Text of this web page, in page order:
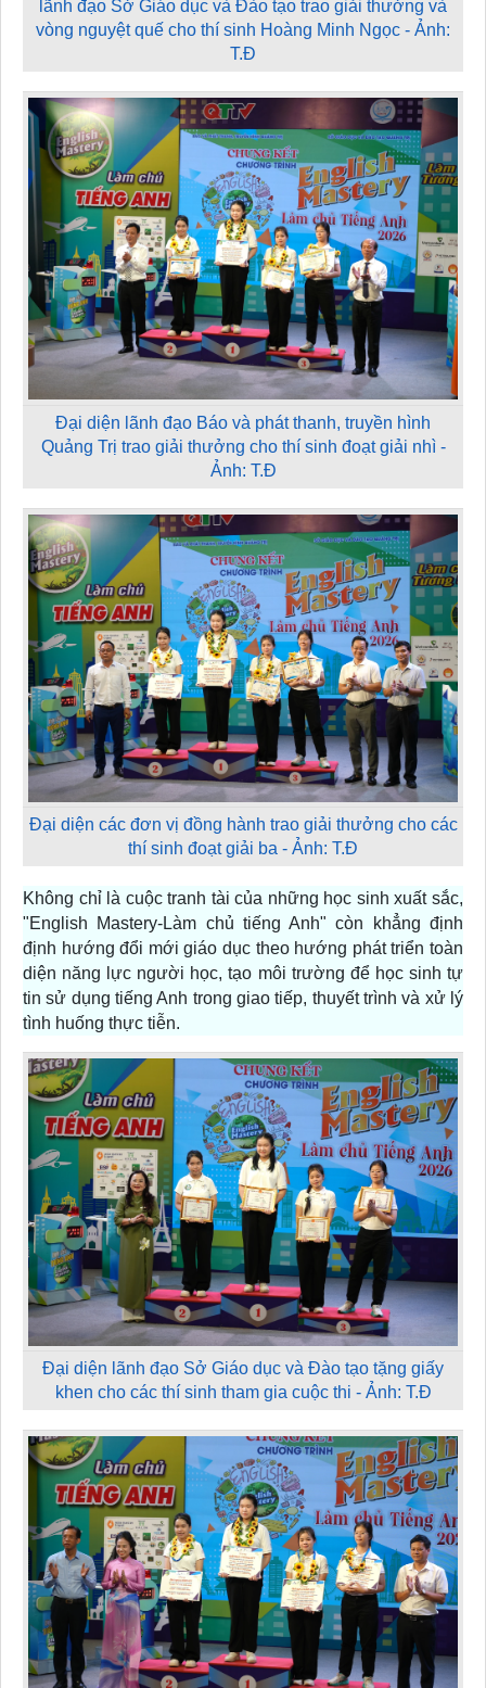
lãnh đạo Sở Giáo dục và Đào tạo trao giải thưởng và
vòng nguyệt quế cho thí sinh Hoàng Minh Ngọc - Ảnh:
T.Đ
Đại diện lãnh đạo Báo và phát thanh, truyền hình
Quảng Trị trao giải thưởng cho thí sinh đoạt giải nhì -
Ảnh: T.Đ
Đại diện các đơn vị đồng hành trao giải thưởng cho các
thí sinh đoạt giải ba - Ảnh: T.Đ
Không chỉ là cuộc tranh tài của những học sinh xuất sắc,
"English Mastery-Làm chủ tiếng Anh" còn khẳng định
định hướng đổi mới giáo dục theo hướng phát triển toàn
diện năng lực người học, tạo môi trường để học sinh tự
tin sử dụng tiếng Anh trong giao tiếp, thuyết trình và xử lý
tình huống thực tiễn.
Đại diện lãnh đạo Sở Giáo dục và Đào tạo tặng giấy
khen cho các thí sinh tham gia cuộc thi - Ảnh: T.Đ